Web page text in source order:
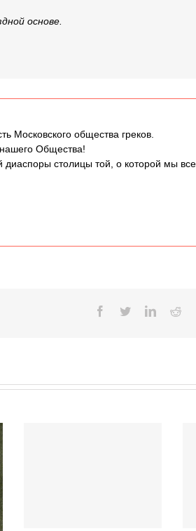
основе.
Московского общества греков.
Общества!
диаспоры столицы той, о которой мы
Facebook
TwitterLinkedin